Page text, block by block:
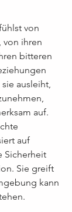
von
von ihren
bitteren
ausleiht,
auf.
auf
Sicherheit
Sie greift
kann